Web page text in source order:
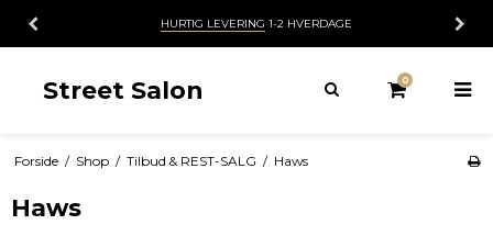
HURTIG LEVERING 1-2 HVERDAGE
Street Salon 0
Forside / Shop / Tilbud & REST-SALG / Haws
Haws